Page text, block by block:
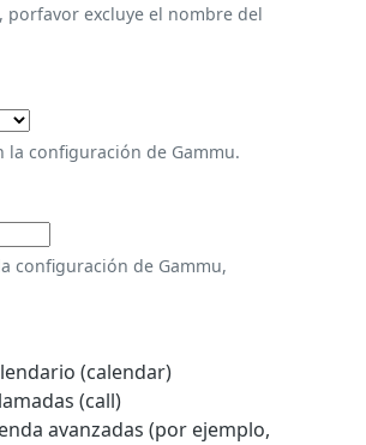
excluye el nombre del
la configuración de Gammu.
configuración de Gammu,
(calendar)
(call)
avanzadas (por ejemplo,